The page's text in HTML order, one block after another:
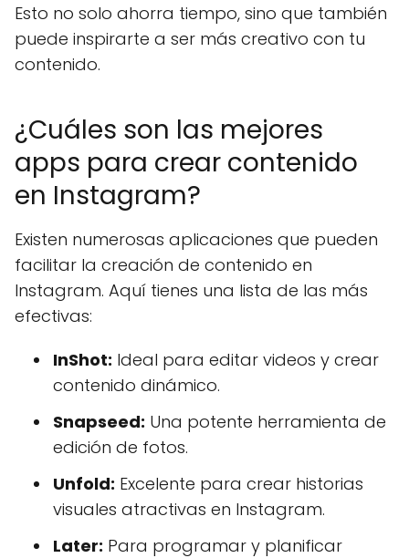
Esto no solo ahorra tiempo, sino que también
puede inspirarte a ser más creativo con tu
contenido.
¿Cuáles son las mejores
apps para crear contenido
en Instagram?
Existen numerosas aplicaciones que pueden
facilitar la creación de contenido en
Instagram. Aquí tienes una lista de las más
efectivas:
InShot: Ideal para editar videos y crear
contenido dinámico.
Snapseed: Una potente herramienta de
edición de fotos.
Unfold: Excelente para crear historias
visuales atractivas en Instagram.
Later: Para programar y planificar